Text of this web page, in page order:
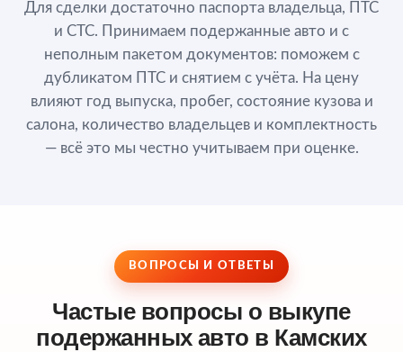
Для сделки достаточно паспорта владельца, ПТС
и СТС. Принимаем подержанные авто и с
неполным пакетом документов: поможем с
дубликатом ПТС и снятием с учёта. На цену
влияют год выпуска, пробег, состояние кузова и
салона, количество владельцев и комплектность
— всё это мы честно учитываем при оценке.
ВОПРОСЫ И ОТВЕТЫ
Частые вопросы о выкупе
подержанных авто в Камских